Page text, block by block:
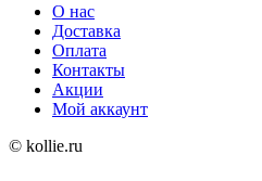
О нас
Доставка
Оплата
Контакты
Акции
Мой аккаунт
© kollie.ru